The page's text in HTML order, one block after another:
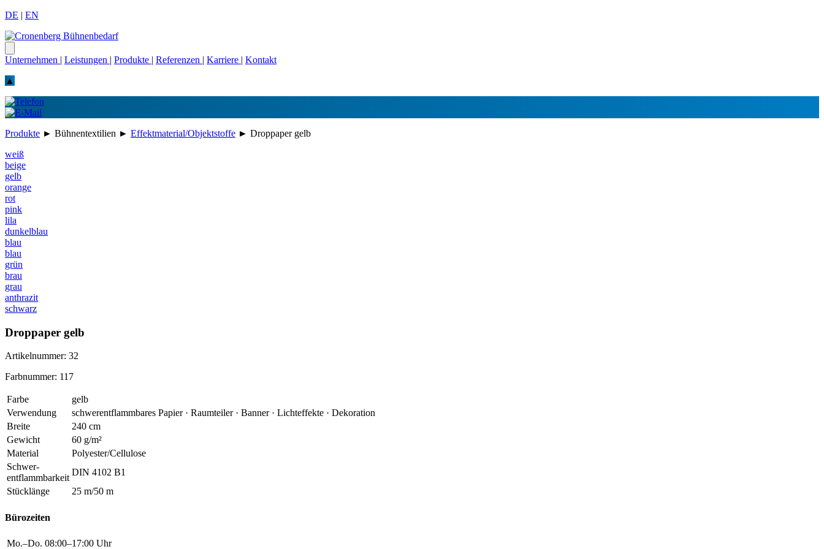
DE | EN
Unternehmen | Leistungen | Produkte | Referenzen | Karriere | Kontakt
▲
Produkte ► Bühnentextilien ► Effektmaterial/Objektstoffe ► Droppaper gelb
weiß
beige
gelb
orange
rot
pink
lila
dunkelblau
blau
blau
grün
brau
grau
anthrazit
schwarz
Droppaper gelb
Artikelnummer: 32
Farbnummer: 117
Farbe
gelb
Verwendung
schwerentflammbares Papier · Raumteiler · Banner · Lichteffekte · Dekoration
Breite
240 cm
Gewicht
60 g/m²
Material
Polyester/Cellulose
Schwer-
entflammbarkeit
DIN 4102 B1
Stücklänge
25 m/50 m
Bürozeiten
Mo.–Do. 08:00–17:00 Uhr